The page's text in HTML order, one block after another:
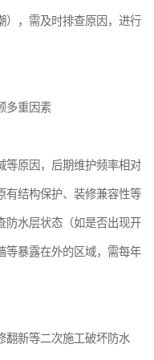
），需及时排查原因，进行
多重因素
等原因，后期维护频率相对
有结构保护、装修兼容性等
防水层状态（如是否出现开
等暴露在外的区域，需每年
翻新等二次施工破坏防水